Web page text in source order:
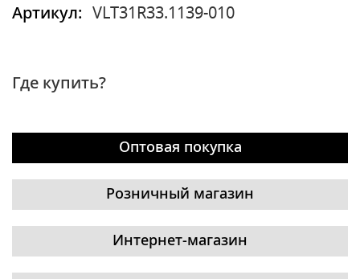
Артикул:
VLT31R33.1139-010
Где купить?
Оптовая покупка
Розничный магазин
Интернет-магазин